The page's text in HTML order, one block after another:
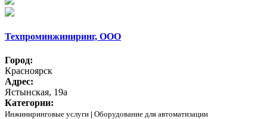
Техпроминжиниринг, ООО
Город:
Красноярск
Адрес:
Ястынская, 19а
Категории:
Инжиниринговые услуги | Оборудование для автоматизации